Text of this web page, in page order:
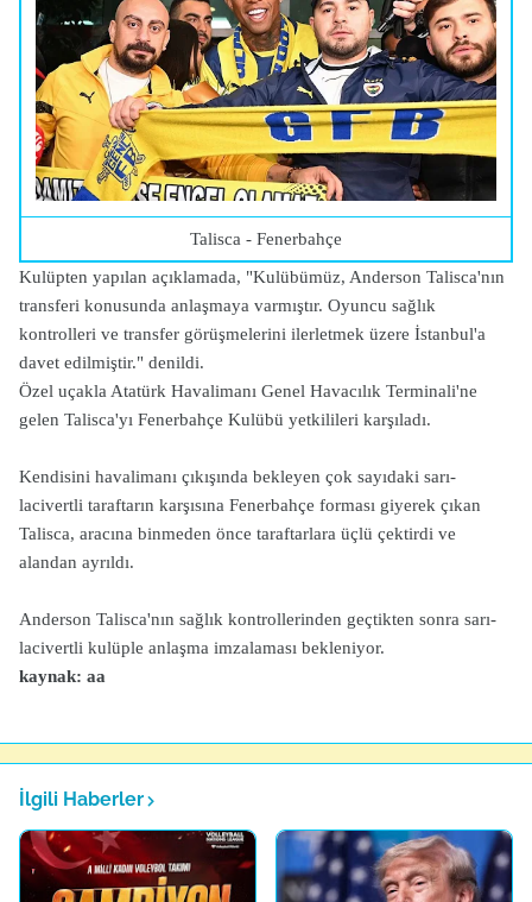
Talisca - Fenerbahçe
Kulüpten yapılan açıklamada, "Kulübümüz, Anderson Talisca'nın
transferi konusunda anlaşmaya varmıştır. Oyuncu sağlık
kontrolleri ve transfer görüşmelerini ilerletmek üzere İstanbul'a
davet edilmiştir." denildi.
Özel uçakla Atatürk Havalimanı Genel Havacılık Terminali'ne
gelen Talisca'yı Fenerbahçe Kulübü yetkilileri karşıladı.
Kendisini havalimanı çıkışında bekleyen çok sayıdaki sarı-
lacivertli taraftarın karşısına Fenerbahçe forması giyerek çıkan
Talisca, aracına binmeden önce taraftarlara üçlü çektirdi ve
alandan ayrıldı.
Anderson Talisca'nın sağlık kontrollerinden geçtikten sonra sarı-
lacivertli kulüple anlaşma imzalaması bekleniyor.
kaynak: aa
İlgili Haberler